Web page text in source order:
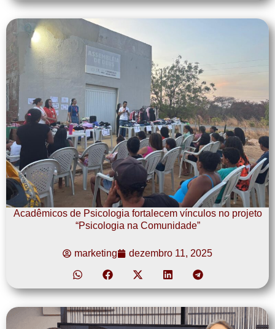
Acadêmicos de Psicologia fortalecem vínculos no projeto
“Psicologia na Comunidade”
marketing dezembro 11, 2025